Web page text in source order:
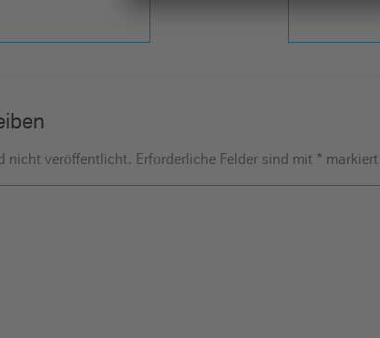
nicht veröffentlicht. Erforderliche Felder sind mit * markiert